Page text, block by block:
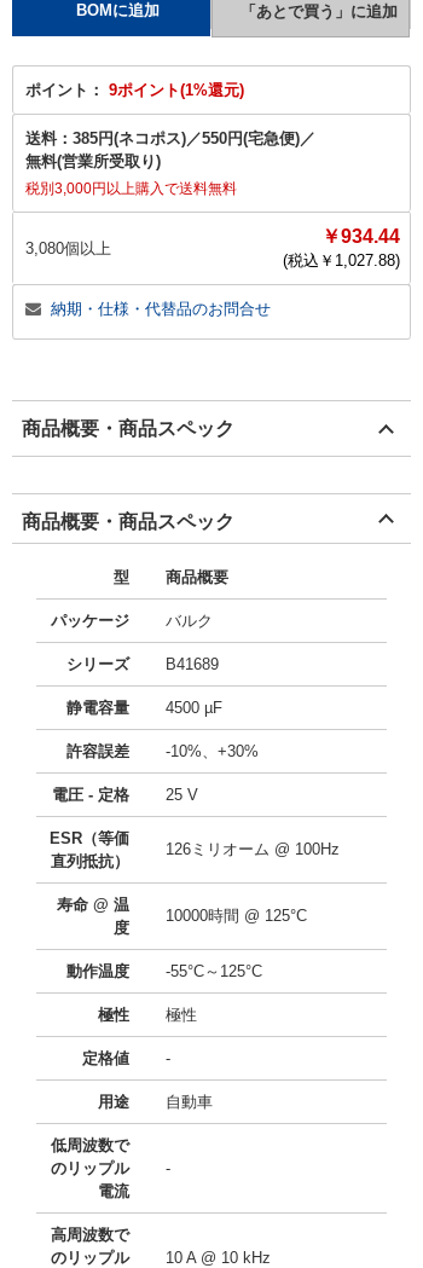
ポイント： 9ポイント(1%還元)
送料： 385円(ネコポス)／550円(宅急便)／
無料(営業所受取り)
税別3,000円以上購入で送料無料
3,080個以上
￥934.44
(税込￥ 1,027.88)
納期・仕様・代替品のお問合せ
商品概要・商品スペック
商品概要・商品スペック
型 商品概要
パッケージ バルク
シリーズ B41689
静電容量 4500 µF
許容誤差 -10%、+30%
電圧 - 定格 25 V
ESR（等価
直列抵抗）
126ミリオーム @ 100Hz
寿命 @ 温
度
10000時間 @ 125°C
動作温度 -55°C～125°C
極性 極性
定格値 -
用途 自動車
低周波数で
のリップル
電流
-
高周波数で
のリップル
10 A @ 10 kHz